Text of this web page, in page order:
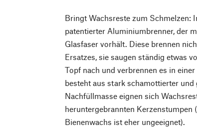
Bringt Wachsreste zum Schmelzen:
patentierter Aluminiumbrenner, der
Glasfaser vorhält. Diese brennen
Ersatzes, sie saugen ständig etwas
Topf nach und verbrennen es in
besteht aus stark schamottierter und
Nachfüllmasse eignen sich
heruntergebrannten Kerzenstumpen
Bienenwachs ist eher ungeeignet).